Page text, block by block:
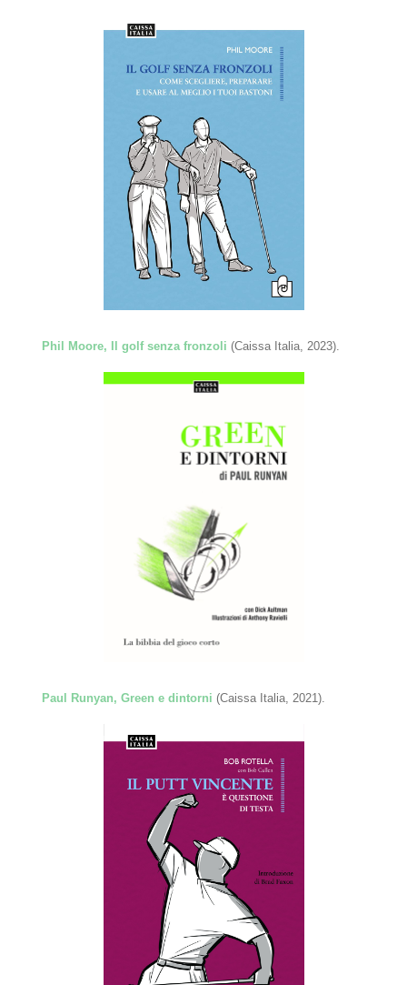
Phil Moore, Il golf senza fronzoli(Caissa Italia, 2023).
Paul Runyan, Green e dintorni (Caissa Italia, 2021).